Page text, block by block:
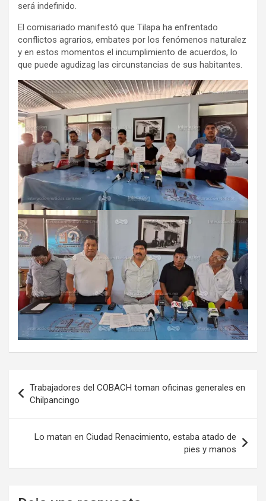
será indefinido.
El comisariado manifestó que Tilapa ha enfrentado
conflictos agrarios, embates por los fenómenos naturalez
y en estos momentos el incumplimiento de acuerdos, lo
que puede agudizag las circunstancias de sus habitantes.
de
entradas
Trabajadores del COBACH toman oficinas generales en
Chilpancingo
Lo matan en Ciudad Renacimiento, estaba atado de
pies y manos